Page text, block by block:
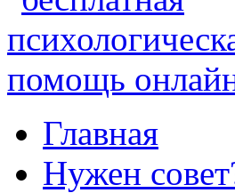
Главная
Нужен